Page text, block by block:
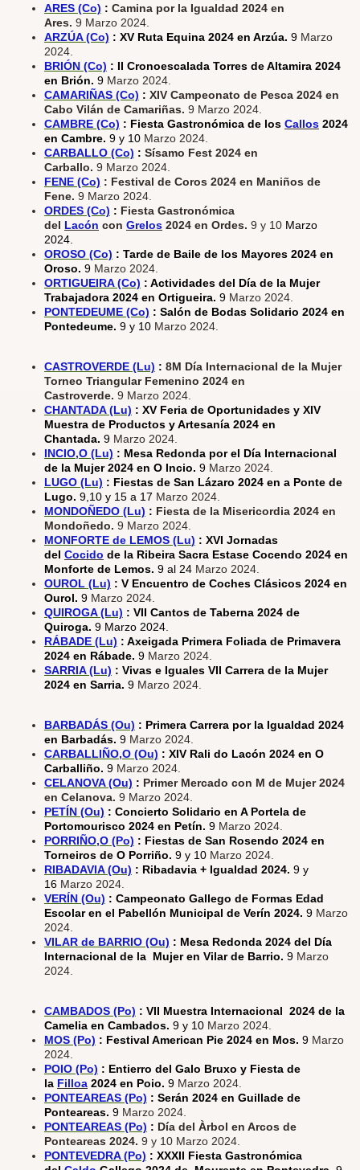
ARES (Co) : Camina por la Igualdad 2024 en
Ares. 9 Marzo 2024.
ARZÚA (Co) : XV Ruta Equina 2024 en Arzúa. 9 Marzo
2024.
BRIÓN (Co) : II Cronoescalada Torres de Altamira 2024
en Brión. 9 Marzo 2024.
CAMARIÑAS (Co) : XIV Campeonato de Pesca 2024 en
Cabo Vilán de Camariñas. 9 Marzo 2024.
CAMBRE (Co) : Fiesta Gastronómica de los Callos 2024
en Cambre. 9 y 10 Marzo 2024.
CARBALLO (Co) : Sísamo Fest 2024 en
Carballo. 9 Marzo 2024.
FENE (Co) : Festival de Coros 2024 en Maniños de
Fene. 9 Marzo 2024.
ORDES (Co) : Fiesta Gastronómica
del Lacón con Grelos 2024 en Ordes. 9 y 10 Marzo
2024.
OROSO (Co) : Tarde de Baile de los Mayores 2024 en
Oroso. 9 Marzo 2024.
ORTIGUEIRA (Co) : Actividades del Día de la Mujer
Trabajadora 2024 en Ortigueira. 9 Marzo 2024.
PONTEDEUME (Co) : Salón de Bodas Solidario 2024 en
Pontedeume. 9 y 10 Marzo 2024.
CASTROVERDE (Lu) : 8M Día Internacional de la Mujer
Torneo Triangular Femenino 2024 en
Castroverde. 9 Marzo 2024.
CHANTADA (Lu) : XV Feria de Oportunidades y XIV
Muestra de Productos y Artesanía 2024 en
Chantada. 9 Marzo 2024.
INCIO,O (Lu) : Mesa Redonda por el Día Internacional
de la Mujer 2024 en O Incio. 9 Marzo 2024.
LUGO (Lu) : Fiestas de San Lázaro 2024 en a Ponte de
Lugo. 9,10 y 15 a 17 Marzo 2024.
MONDOÑEDO (Lu) : Fiesta de la Misericordia 2024 en
Mondoñedo. 9 Marzo 2024.
MONFORTE de LEMOS (Lu) : XVI Jornadas
del Cocido de la Ribeira Sacra Estase Cocendo 2024 en
Monforte de Lemos. 9 al 24 Marzo 2024.
OUROL (Lu) : V Encuentro de Coches Clásicos 2024 en
Ourol. 9 Marzo 2024.
QUIROGA (Lu) : VII Cantos de Taberna 2024 de
Quiroga. 9 Marzo 2024.
RÁBADE (Lu) : Axeigada Primera Foliada de Primavera
2024 en Rábade. 9 Marzo 2024.
SARRIA (Lu) : Vivas e Iguales VII Carrera de la Mujer
2024 en Sarria. 9 Marzo 2024.
BARBADÁS (Ou) : Primera Carrera por la Igualdad 2024
en Barbadás. 9 Marzo 2024.
CARBALLIÑO,O (Ou) : XIV Rali do Lacón 2024 en O
Carballiño. 9 Marzo 2024.
CELANOVA (Ou) : Primer Mercado con M de Mujer 2024
en Celanova. 9 Marzo 2024.
PETÍN (Ou) : Concierto Solidario en A Portela de
Portomourisco 2024 en Petín. 9 Marzo 2024.
PORRIÑO,O (Po) : Fiestas de San Rosendo 2024 en
Torneiros de O Porriño. 9 y 10 Marzo 2024.
RIBADAVIA (Ou) : Ribadavia + Igualdad 2024. 9 y
16 Marzo 2024.
VERÍN (Ou) : Campeonato Gallego de Formas Edad
Escolar en el Pabellón Municipal de Verín 2024. 9 Marzo
2024.
VILAR de BARRIO (Ou) : Mesa Redonda 2024 del Día
Internacional de la Mujer en Vilar de Barrio. 9 Marzo
2024.
CAMBADOS (Po) : VII Muestra Internacional 2024 de la
Camelia en Cambados. 9 y 10 Marzo 2024.
MOS (Po) : Festival American Pie 2024 en Mos. 9 Marzo
2024.
POIO (Po) : Entierro del Galo Bruxo y Fiesta de
la Filloa 2024 en Poio. 9 Marzo 2024.
PONTEAREAS (Po) : Serán 2024 en Guillade de
Ponteareas. 9 Marzo 2024.
PONTEAREAS (Po) : Día del Àrbol en Arcos de
Ponteareas 2024. 9 y 10 Marzo 2024.
PONTEVEDRA (Po) : XXXII Fiesta Gastronómica